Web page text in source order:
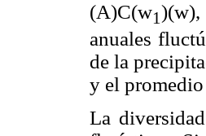
(A)C(w1)(w),
anuales
de la
y el
La